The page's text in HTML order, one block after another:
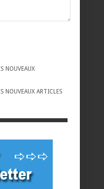
NOUVEAUX
NOUVEAUX ARTICLES